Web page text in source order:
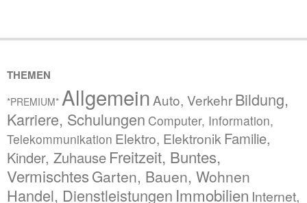
THEMEN
*PREMIUM* Allgemein Auto, VerkehrBildung,
Karriere, Schulungen Computer, Information,
Telekommunikation Elektro, Elektronik Familie,
Kinder, Zuhause Freitzeit, Buntes,
Vermischtes Garten, Bauen, Wohnen
Handel, Dienstleistungen Immobilien Internet,